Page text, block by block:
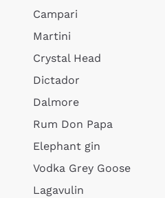
Campari
Martini
Crystal Head
Dictador
Dalmore
Rum Don Papa
Elephant gin
Vodka Grey Goose
Lagavulin